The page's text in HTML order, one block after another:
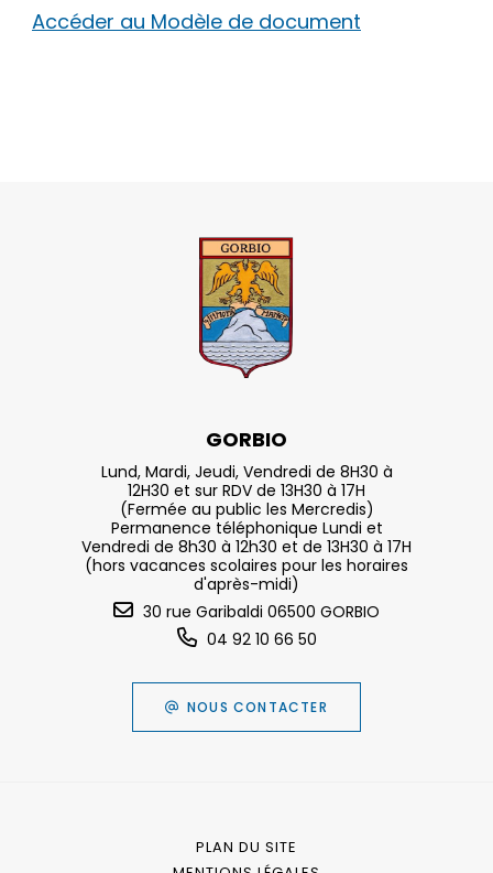
Accéder au Modèle de document
GORBIO
Lund, Mardi, Jeudi, Vendredi de 8H30 à
12H30 et sur RDV de 13H30 à 17H
(Fermée au public les Mercredis)
Permanence téléphonique Lundi et
Vendredi de 8h30 à 12h30 et de 13H30 à 17H
(hors vacances scolaires pour les horaires
d'après-midi)
30 rue Garibaldi 06500 GORBIO
04 92 10 66 50
NOUS CONTACTER
PLAN DU SITE